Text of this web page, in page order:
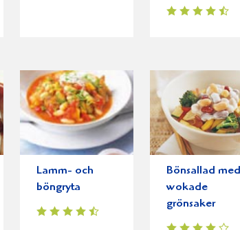
Lamm- och
böngryta
Bönsallad med
wokade
grönsaker